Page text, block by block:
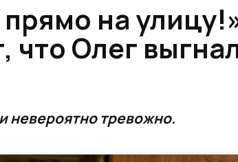
на
что Олег
невероятно тревожно.